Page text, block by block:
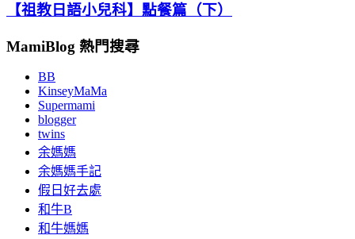
【祖教日語小兒科】點餐篇（下）
MamiBlog 熱門搜尋
BB
KinseyMaMa
Supermami
blogger
twins
余媽媽
余媽媽手記
假日好去處
和牛B
和牛媽媽